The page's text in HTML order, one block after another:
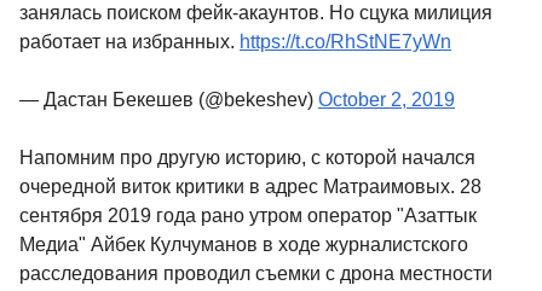
занялась поиском фейк-акаунтов. Но сцука милиция
работает на избранных. https://t.co/RhStNE7yWn
— Дастан Бекешев (@bekeshev) October 2, 2019
Напомним про другую историю, с которой начался
очередной виток критики в адрес Матраимовых. 28
сентября 2019 года рано утром оператор "Азаттык
Медиа" Айбек Кулчуманов в ходе журналистского
расследования проводил съемки с дрона местности